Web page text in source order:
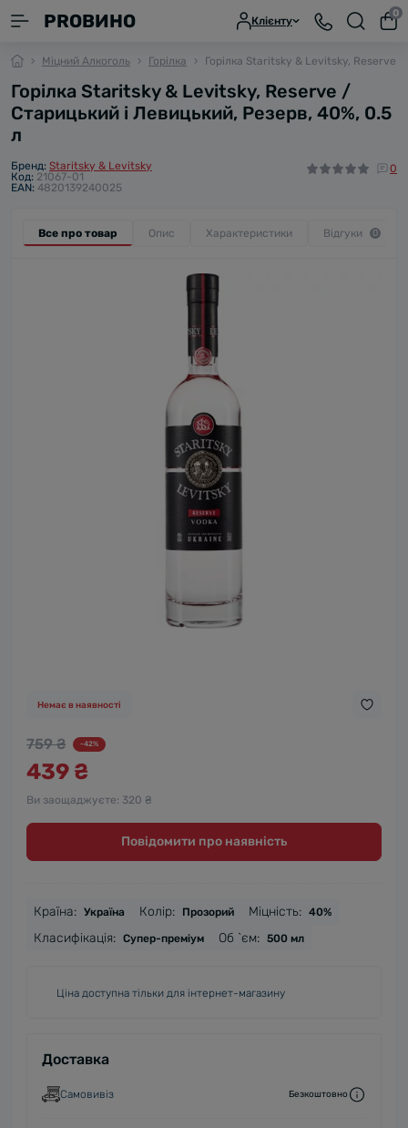
PROВИНО Клієнту
0
Міцний Алкоголь Горілка Горілка Staritsky & Levitsky, Reserve /
Горілка Staritsky & Levitsky, Reserve /
Старицький і Левицький, Резерв, 40%, 0.5
л
Бренд: Staritsky & Levitsky
Код: 21067-01
EAN: 4820139240025
0
Все про товар Опис Характеристики Відгуки 0
Немає в наявності
759 ₴ -42%
439 ₴
Ви заощаджуєте: 320 ₴
Повідомити про наявність
Країна: Україна Колір: Прозорий Міцність: 40%
Класифікація: Супер-преміум Об `єм: 500 мл
Ціна доступна тільки для інтернет-магазину
Доставка
Самовивіз Безкоштовно